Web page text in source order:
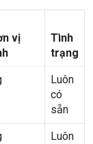
vị
Tình
trạng
Luôn
có
sẵn
Luôn